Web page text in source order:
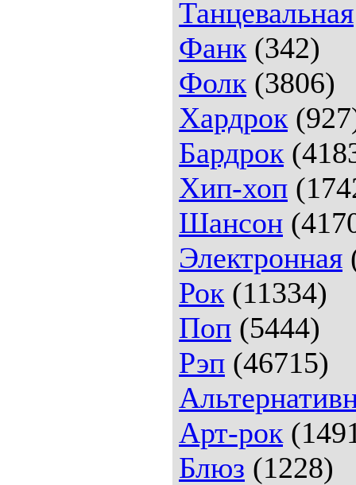
Танцевальная
Фанк (342)
Фолк (3806)
Хардрок
Бардрок
Хип-хоп
Шансон
Электронная
Рок (11334)
Поп (5444)
Рэп (46715)
Арт-рок
Блюз (1228)